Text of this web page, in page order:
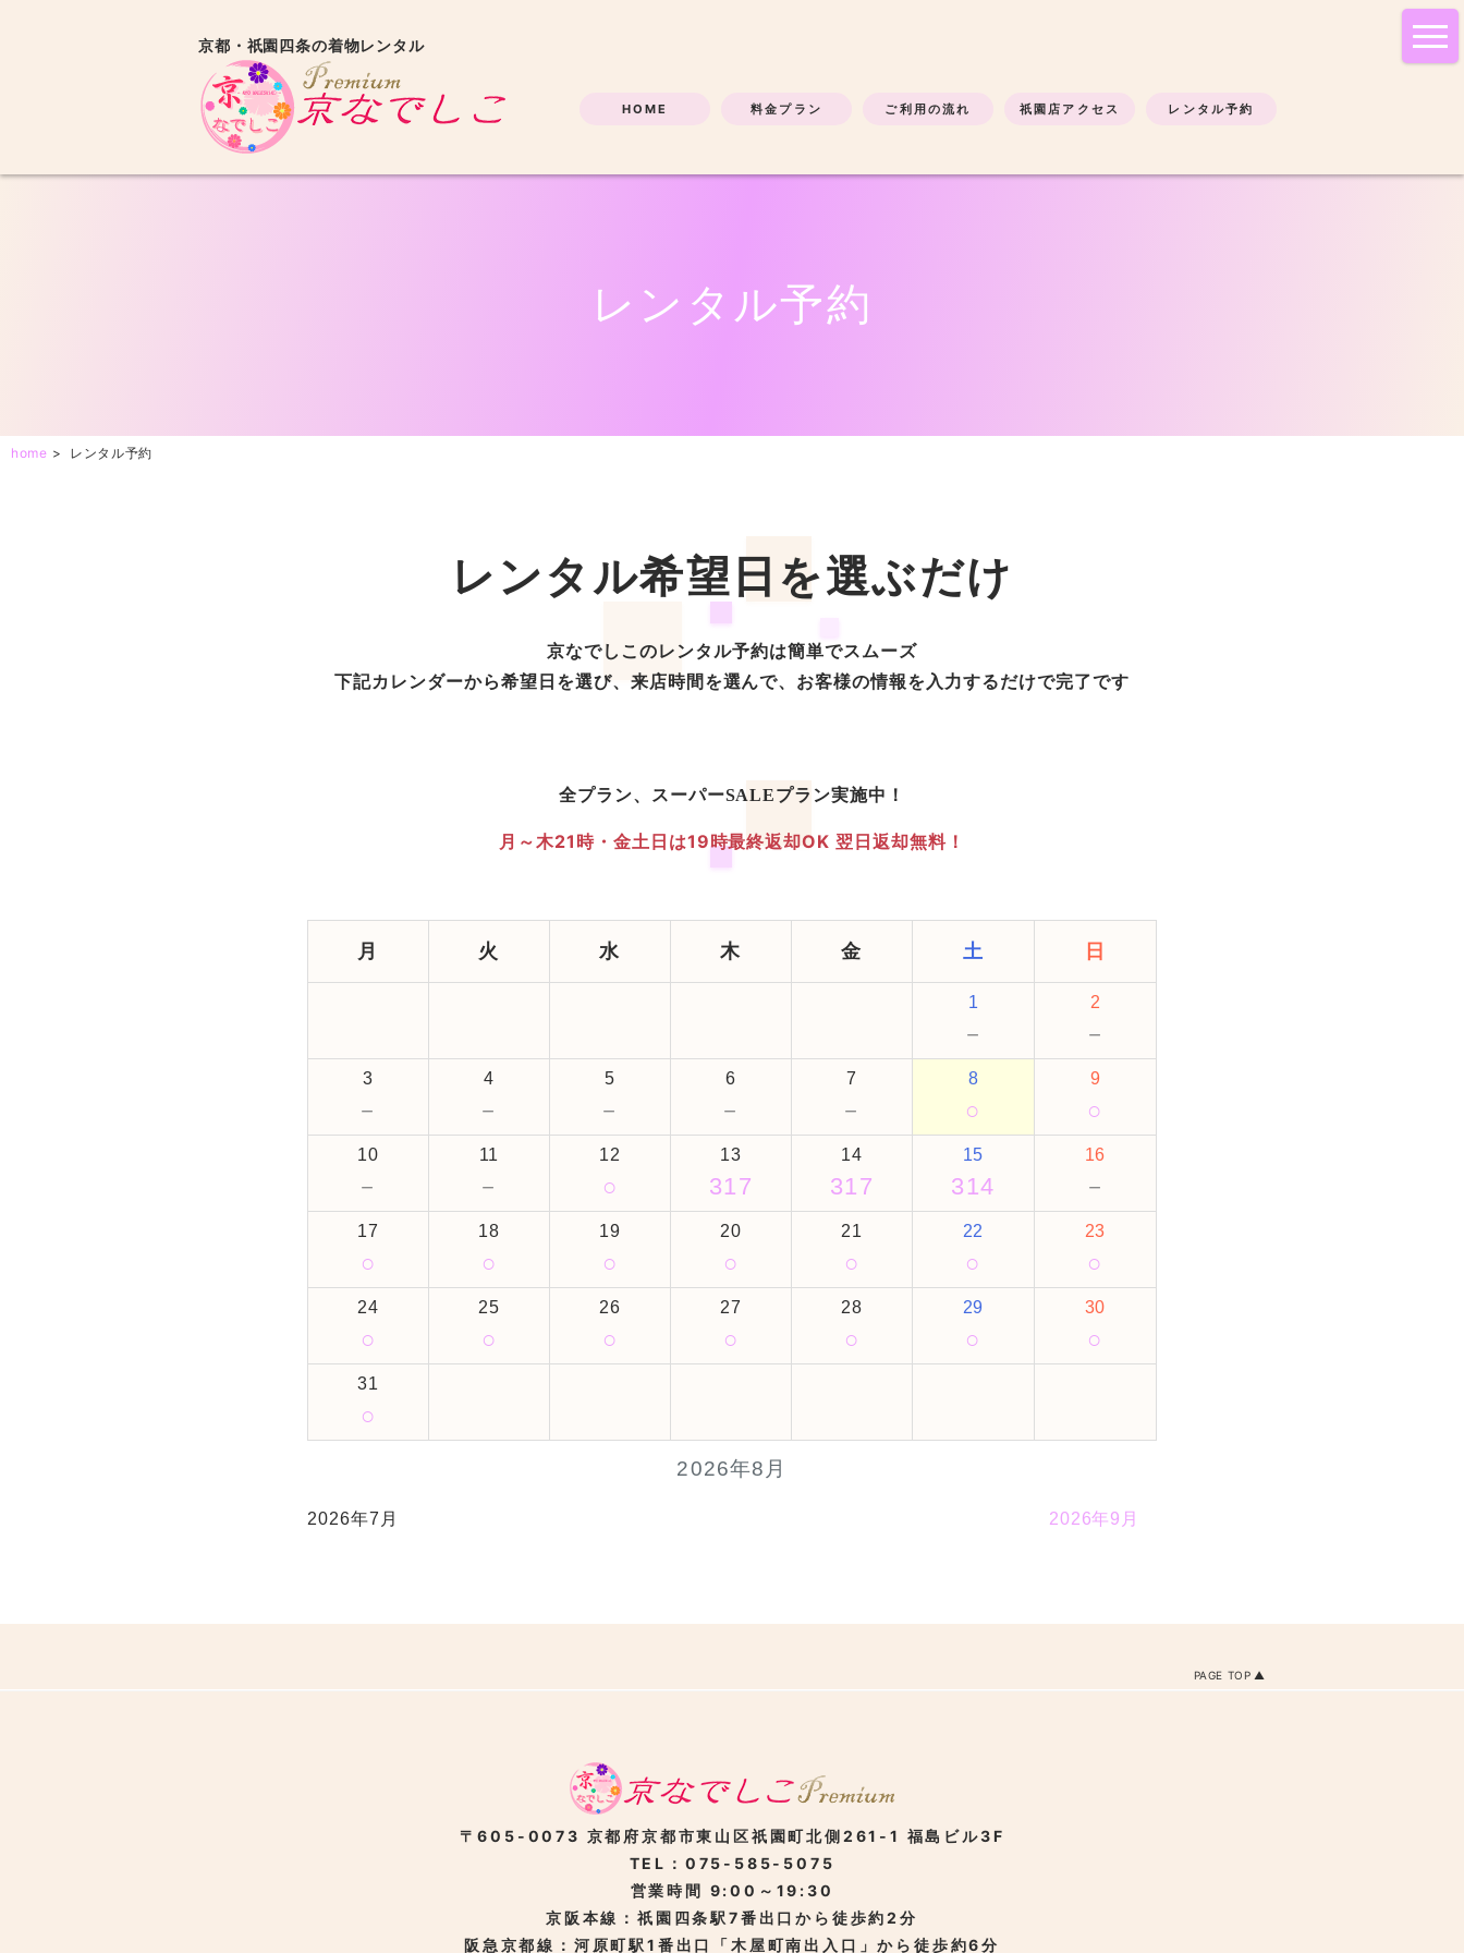
京都・祇園四条の着物レンタル
HOME 料金プラン ご利用の流れ 祇園店アクセス レンタル予約
レンタル予約
home > レンタル予約
レンタル希望日を選ぶだけ
京なでしこのレンタル予約は簡単でスムーズ
下記カレンダーから希望日を選び、来店時間を選んで、お客様の情報を入力するだけで完了です
全プラン、スーパーSALEプラン実施中！
月～木21時・金土日は19時最終返却OK 翌日返却無料！
2026年8月
月 火 水 木 金 土 日
1
－
2
－
3
－
4
－
5
－
6
－
7
－
8
○
9
○
10
－
11
－
12
○
13
317
14
317
15
314
16
－
17
○
18
○
19
○
20
○
21
○
22
○
23
○
24
○
25
○
26
○
27
○
28
○
29
○
30
○
31
○
2026年7月 2026年9月
PAGE TOP
〒605-0073 京都府京都市東山区祇園町北側261-1 福島ビル3F
TEL：075-585-5075
営業時間 9:00～19:30
京阪本線：祇園四条駅7番出口から徒歩約2分
阪急京都線：河原町駅 1番出口「木屋町南出入口」から徒歩約6分